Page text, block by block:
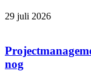
29 juli 2026
nog